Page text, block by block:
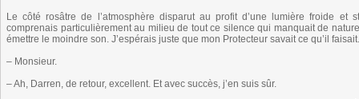
Le côté rosâtre de l’atmosphère disparut au profit d’une lumière froide
comprenais particulièrement au milieu de tout ce silence qui manquait de
émettre le moindre son. J’espérais juste que mon Protecteur savait ce qu’il faisait.
– Monsieur.
– Ah, Darren, de retour, excellent. Et avec succès, j’en suis sûr.